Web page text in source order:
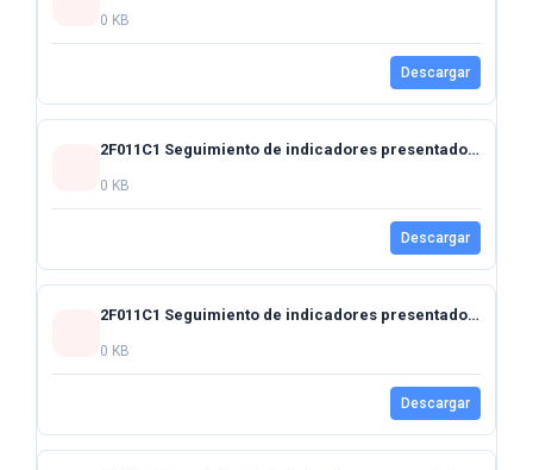
0 KB
Descargar
2F011C1 Seguimiento de indicadores presentados al Honorable Congreso del Estado mes de agosto 2024
0 KB
Descargar
2F011C1 Seguimiento de indicadores presentados al Honorable Congreso del Estado mes de julio 2024
0 KB
Descargar